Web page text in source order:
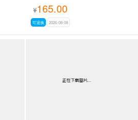
¥165.00
可退换 2026-08-08